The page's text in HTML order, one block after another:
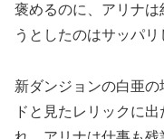
褒めるのに、アリナは
うとしたのはサッパリ
新ダンジョンの白亜
ドと見たレリックに